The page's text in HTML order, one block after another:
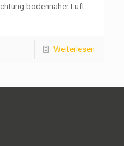
bodennaher Luft
Weiterlesen